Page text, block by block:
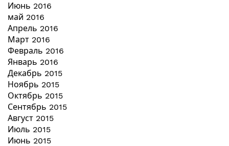
Июнь 2016
май 2016
Апрель 2016
Март 2016
Февраль 2016
Январь 2016
Декабрь 2015
Ноябрь 2015
Октябрь 2015
Сентябрь 2015
Август 2015
Июль 2015
Июнь 2015